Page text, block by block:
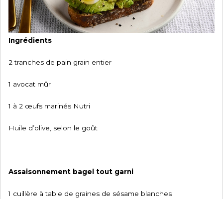
Ingrédients
2 tranches de pain grain entier
1 avocat mûr
1 à 2 œufs marinés Nutri
Huile d’olive, selon le goût
Assaisonnement bagel tout garni
1 cuillère à table de graines de sésame blanches